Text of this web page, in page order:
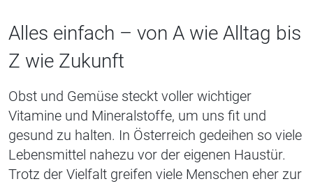
Alles einfach – von A wie Alltag bis
Z wie Zukunft
Obst und Gemüse steckt voller wichtiger
Vitamine und Mineralstoffe, um uns fit und
gesund zu halten. In Österreich gedeihen so viele
Lebensmittel nahezu vor der eigenen Haustür.
Trotz der Vielfalt greifen viele Menschen eher zur